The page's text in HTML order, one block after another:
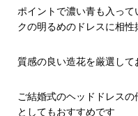
ポイントで濃い青も入っ
クの明るめのドレスに相性
質感の良い造花を厳選して
ご結婚式のヘッドドレス
としてもおすすめです